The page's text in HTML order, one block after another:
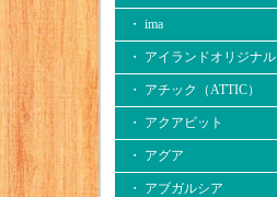
・ ima
・ アイランドオリジナル
・ アチック（ATTIC）
・ アクアビット
・ アグア
・ アブガルシア